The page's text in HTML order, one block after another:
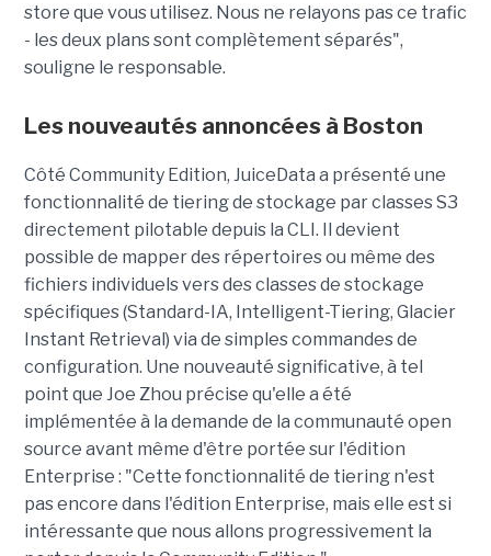
store que vous utilisez. Nous ne relayons pas ce trafic
- les deux plans sont complètement séparés",
souligne le responsable.
Les nouveautés annoncées à Boston
Côté Community Edition, JuiceData a présenté une
fonctionnalité de tiering de stockage par classes S3
directement pilotable depuis la CLI. Il devient
possible de mapper des répertoires ou même des
fichiers individuels vers des classes de stockage
spécifiques (Standard-IA, Intelligent-Tiering, Glacier
Instant Retrieval) via de simples commandes de
configuration. Une nouveauté significative, à tel
point que Joe Zhou précise qu'elle a été
implémentée à la demande de la communauté open
source avant même d'être portée sur l'édition
Enterprise : "Cette fonctionnalité de tiering n'est
pas encore dans l'édition Enterprise, mais elle est si
intéressante que nous allons progressivement la